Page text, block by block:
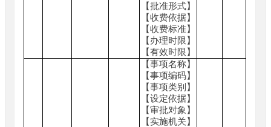
【批准形式】
【收费依据】
【收费标准】
【办理时限】
【有效时限】
【事项名称】
【事项编码】
【事项类别】
【设定依据】
【审批对象】
【实施机关】